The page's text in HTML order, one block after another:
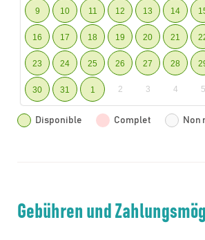
9 10 11 12 13 14
16 17 18 19 20 21
23 24 25 26 27 28
30 31 1 2 3 4 5
Disponible Complet Non
Gebühren und